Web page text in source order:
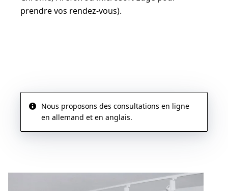
prendre vos rendez-vous).
Nous proposons des consultations en ligne
en allemand et en anglais.